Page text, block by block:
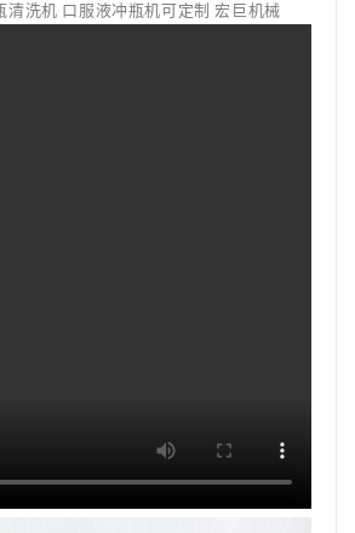
清洗机 口服液冲瓶机可定制 宏巨机械